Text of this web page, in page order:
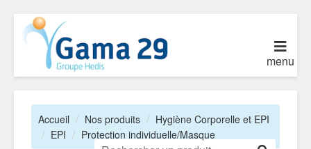
menu
Accueil Nos produits
Hygiène Corporelle et EPI
EPI
Protection individuelle/Masque